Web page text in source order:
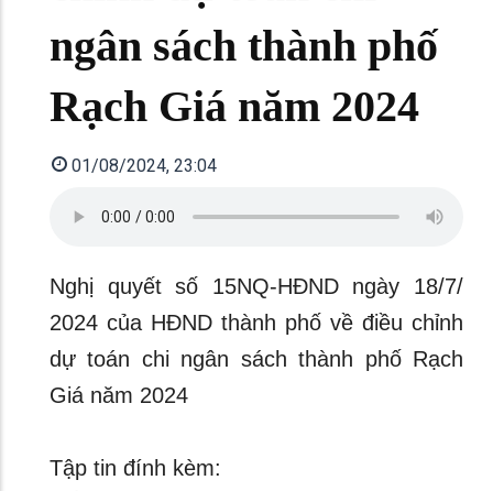
ngân sách thành phố
Rạch Giá năm 2024
01/08/2024, 23:04
Nghị quyết số 15NQ-HĐND ngày 18/7/
2024 của HĐND thành phố về điều chỉnh
dự toán chi ngân sách thành phố Rạch
Giá năm 2024
Tập tin đính kèm: